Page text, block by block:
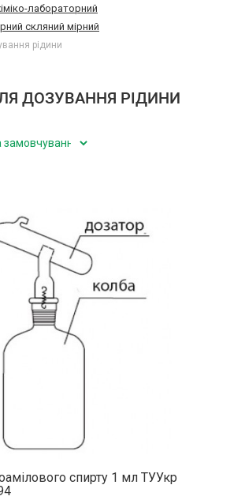
лабораторний
скляний мірний
рідини
ДОЗУВАННЯ РІДИНИ
спирту 1 мл ТУУкр